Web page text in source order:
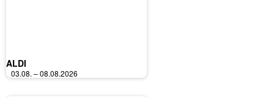
ALDI
03.08. – 08.08.2026